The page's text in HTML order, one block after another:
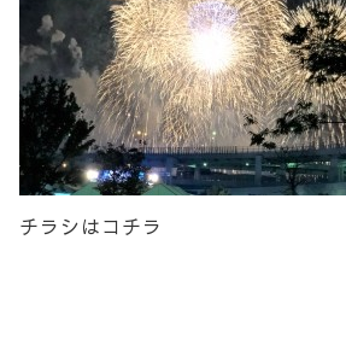
チラシはコチラ